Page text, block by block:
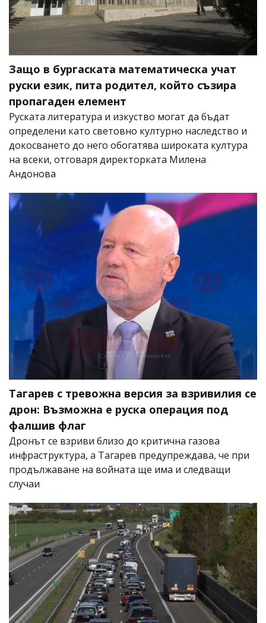
Защо в бургаската математическа учат
руски език, пита родител, който съзира
пропагаден елемент
Руската литература и изкуство могат да бъдат
определени като световно културно наследство и
докосването до него обогатява широката култура
на всеки, отговаря директорката Милена
Андонова
Тагарев с тревожна версия за взривилия се
дрон: Възможна е руска операция под
фалшив флаг
Дронът се взриви близо до критична газова
инфраструктура, а Тагарев предупреждава, че при
продължаване на войната ще има и следващи
случаи